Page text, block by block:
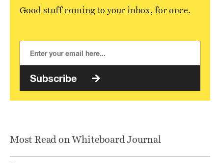
Good stuff coming to your inbox, for once.
Subscribe
Most Read on Whiteboard Journal